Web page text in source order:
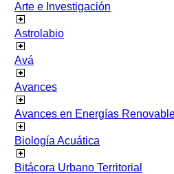
Arte e Investigación
Astrolabio
Avá
Avances
Avances en Energías
Biología Acuática
Bitácora Urbano Territorial